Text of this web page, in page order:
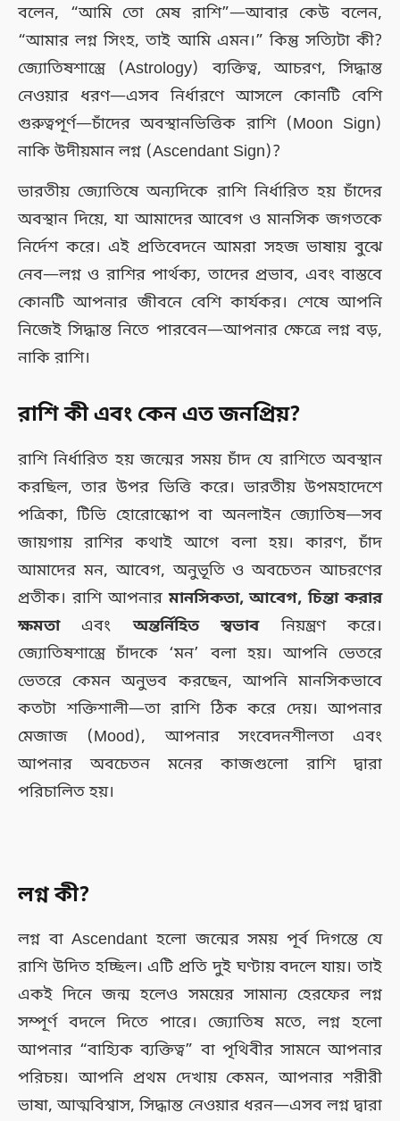
বলেন, “আমি তো মেষ রাশি”—আবার কেউ বলেন,
“আমার লগ্ন সিংহ, তাই আমি এমন।” কিন্তু সত্যিটা কী?
জ্যোতিষশাস্ত্রে (Astrology) ব্যক্তিত্ব, আচরণ, সিদ্ধান্ত
নেওয়ার ধরণ—এসব নির্ধারণে আসলে কোনটি বেশি
গুরুত্বপূর্ণ—চাঁদের অবস্থানভিত্তিক রাশি (Moon Sign)
নাকি উদীয়মান লগ্ন (Ascendant Sign)?
ভারতীয় জ্যোতিষে অন্যদিকে রাশি নির্ধারিত হয় চাঁদের
অবস্থান দিয়ে, যা আমাদের আবেগ ও মানসিক জগতকে
নির্দেশ করে। এই প্রতিবেদনে আমরা সহজ ভাষায় বুঝে
নেব—লগ্ন ও রাশির পার্থক্য, তাদের প্রভাব, এবং বাস্তবে
কোনটি আপনার জীবনে বেশি কার্যকর। শেষে আপনি
নিজেই সিদ্ধান্ত নিতে পারবেন—আপনার ক্ষেত্রে লগ্ন বড়,
নাকি রাশি।
রাশি কী এবং কেন এত জনপ্রিয়?
রাশি নির্ধারিত হয় জন্মের সময় চাঁদ যে রাশিতে অবস্থান
করছিল, তার উপর ভিত্তি করে। ভারতীয় উপমহাদেশে
পত্রিকা, টিভি হোরোস্কোপ বা অনলাইন জ্যোতিষ—সব
জায়গায় রাশির কথাই আগে বলা হয়। কারণ, চাঁদ
আমাদের মন, আবেগ, অনুভূতি ও অবচেতন আচরণের
প্রতীক। রাশি আপনারমানসিকতা, আবেগ, চিন্তা করার
ক্ষমতাএবংঅন্তর্নিহিত স্বভাবনিয়ন্ত্রণ করে।
জ্যোতিষশাস্ত্রে চাঁদকে ‘মন’ বলা হয়। আপনি ভেতরে
ভেতরে কেমন অনুভব করছেন, আপনি মানসিকভাবে
কতটা শক্তিশালী—তা রাশি ঠিক করে দেয়। আপনার
মেজাজ (Mood), আপনার সংবেদনশীলতা এবং
আপনার অবচেতন মনের কাজগুলো রাশি দ্বারা
পরিচালিত হয়।
লগ্ন কী?
লগ্ন বা Ascendant হলো জন্মের সময় পূর্ব দিগন্তে যে
রাশি উদিত হচ্ছিল। এটি প্রতি দুই ঘণ্টায় বদলে যায়। তাই
একই দিনে জন্ম হলেও সময়ের সামান্য হেরফের লগ্ন
সম্পূর্ণ বদলে দিতে পারে। জ্যোতিষ মতে, লগ্ন হলো
আপনার “বাহ্যিক ব্যক্তিত্ব” বা পৃথিবীর সামনে আপনার
পরিচয়। আপনি প্রথম দেখায় কেমন, আপনার শরীরী
ভাষা, আত্মবিশ্বাস, সিদ্ধান্ত নেওয়ার ধরন—এসব লগ্ন দ্বারা